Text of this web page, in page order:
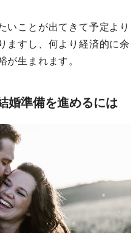
いことが出てきて予定より
ますし、何より経済的に余
が生まれます。
婚準備を進めるには